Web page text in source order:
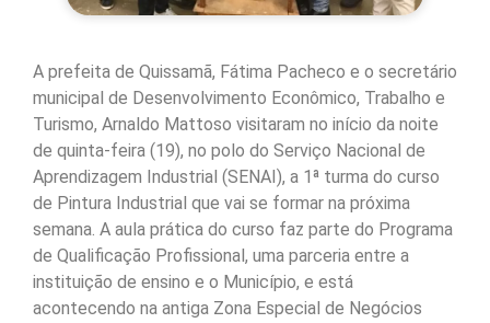
A prefeita de Quissamã, Fátima Pacheco e o secretário
municipal de Desenvolvimento Econômico, Trabalho e
Turismo, Arnaldo Mattoso visitaram no início da noite
de quinta-feira (19), no polo do Serviço Nacional de
Aprendizagem Industrial (SENAI), a 1ª turma do curso
de Pintura Industrial que vai se formar na próxima
semana. A aula prática do curso faz parte do Programa
de Qualificação Profissional, uma parceria entre a
instituição de ensino e o Município, e está
acontecendo na antiga Zona Especial de Negócios